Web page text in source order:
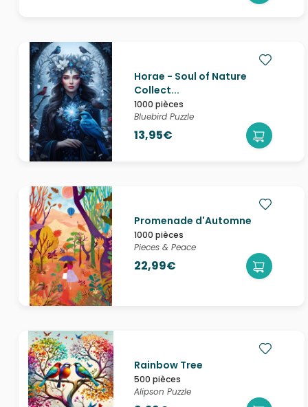
Horae - Soul of Nature
Collect...
1000 pièces
Bluebird Puzzle
13,95€
Promenade d'Automne
1000 pièces
Pieces & Peace
22,99€
Rainbow Tree
500 pièces
Alipson Puzzle